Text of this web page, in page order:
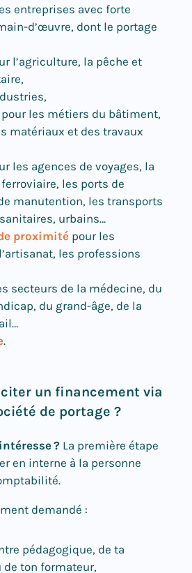
entreprises avec forte
d’œuvre, dont le portage
l’agriculture, la pêche et
pour les métiers du bâtiment,
matériaux et des travaux
les agences de voyages, la
les ports de
manutention, les transports
urbains…
proximité pour les
les professions
secteurs de la médecine, du
du grand-âge, de la
.
un financement via
de portage ?
? La première étape
en interne à la personne
demandé :
pédagogique, de ta
ton formateur,